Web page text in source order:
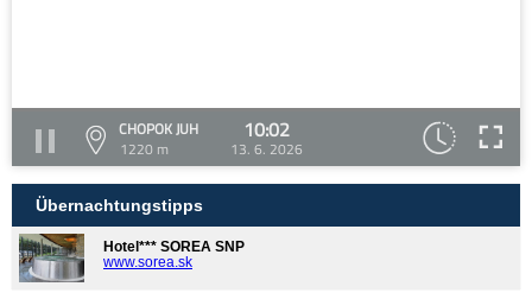
CHOPOK JUH
1220 m
10:02
13. 6. 2026
Übernachtungstipps
Hotel*** SOREA SNP
www.sorea.sk